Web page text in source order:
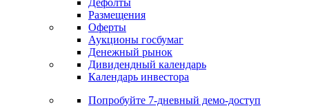
Получить доступ
Календарь
Календарь событий
Дефолты
Размещения
Оферты
Денежный рынок